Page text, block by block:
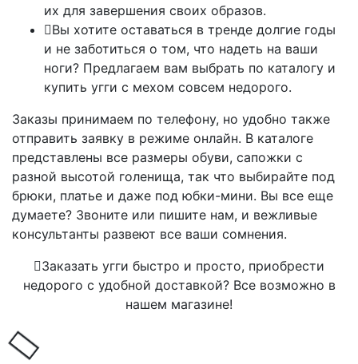
их для завершения своих образов.
Вы хотите оставаться в тренде долгие годы
и не заботиться о том, что надеть на ваши
ноги? Предлагаем вам выбрать по каталогу и
купить угги с мехом совсем недорого.
Заказы принимаем по телефону, но удобно также
отправить заявку в режиме онлайн. В каталоге
представлены все размеры обуви, сапожки с
разной высотой голенища, так что выбирайте под
брюки, платье и даже под юбки-мини. Вы все еще
думаете? Звоните или пишите нам, и вежливые
консультанты развеют все ваши сомнения.
Заказать угги быстро и просто, приобрести
недорого с удобной доставкой? Все возможно в
нашем магазине!